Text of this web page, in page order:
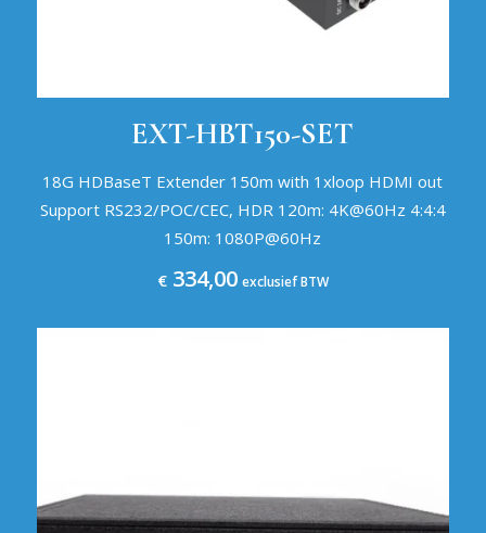
EXT-HBT150-SET
18G HDBaseT Extender 150m with 1xloop HDMI out
Support RS232/POC/CEC, HDR 120m: 4K@60Hz 4:4:4
150m: 1080P@60Hz
€334,00 exclusief BTW